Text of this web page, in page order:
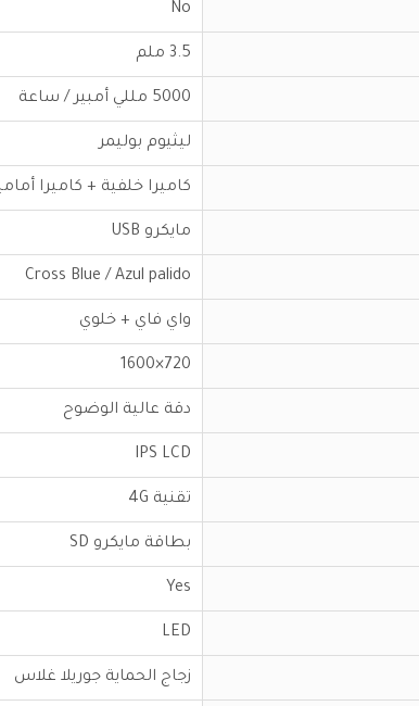
No
3.5 ملم
5000 مللي أمبير / ساعة
ليثيوم بوليمر
كاميرا خلفية + كاميرا
مايكرو USB
Cross Blue / Azul palido
واي فاي + خلوي
720×1600
دقة عالية الوضوح
IPS LCD
تقنية 4G
بطاقة مايكرو SD
Yes
LED
زجاج الحماية جوريلا غلاس